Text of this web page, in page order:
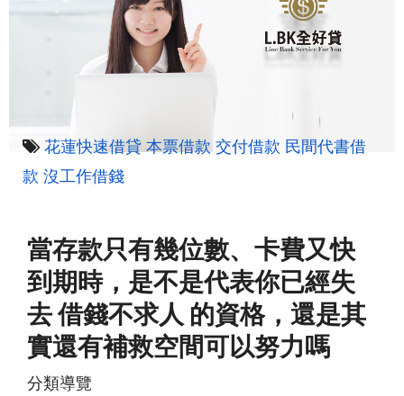
花蓮快速借貸 本票借款 交付借款 民間代書借
款 沒工作借錢
當存款只有幾位數、卡費又快
到期時，是不是代表你已經失
去 借錢不求人 的資格，還是其
實還有補救空間可以努力嗎
分類導覽